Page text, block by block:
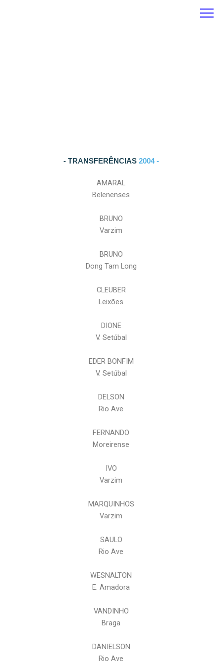
- TRANSFERÊNCIAS 2004 -
AMARAL
Belenenses
BRUNO
Varzim
BRUNO
Dong Tam Long
CLEUBER
Leixões
DIONE
V. Setúbal
EDER BONFIM
V. Setúbal
DELSON
Rio Ave
FERNANDO
Moreirense
IVO
Varzim
MARQUINHOS
Varzim
SAULO
Rio Ave
WESNALTON
E. Amadora
VANDINHO
Braga
DANIELSON
Rio Ave